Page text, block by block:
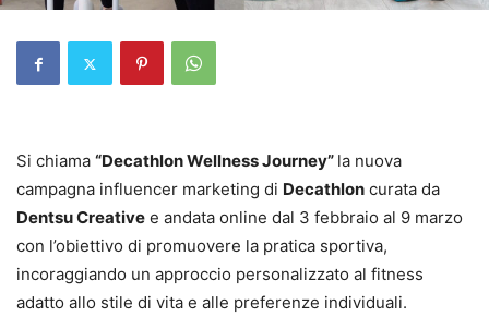
Si chiama “Decathlon Wellness Journey” la nuova
campagna influencer marketing di Decathlon curata da
Dentsu Creative e andata online dal 3 febbraio al 9 marzo
con l’obiettivo di promuovere la pratica sportiva,
incoraggiando un approccio personalizzato al fitness
adatto allo stile di vita e alle preferenze individuali.